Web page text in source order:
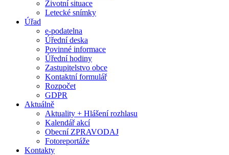
Životní situace
Letecké snímky
Úřad
e-podatelna
Úřední deska
Povinné informace
Úřední hodiny
Zastupitelstvo obce
Kontaktní formulář
Rozpočet
GDPR
Aktuálně
Aktuality + Hlášení rozhlasu
Kalendář akcí
Obecní ZPRAVODAJ
Fotoreportáže
Kontakty